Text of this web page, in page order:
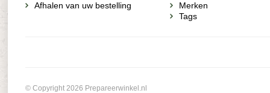
Afhalen van uw bestelling
Merken
Tags
© Copyright 2026 Prepareerwinkel.nl